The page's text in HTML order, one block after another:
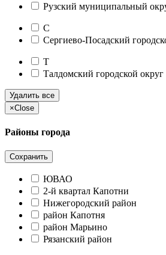
Рузский муниципальный
С
Сергиево-Посадский
Т
Талдомский городской округ
Удалить все
×Close
Районы города
Сохранить
ЮВАО
2-й квартал Капотни
Нижегородский район
район Капотня
район Марьино
Рязанский район